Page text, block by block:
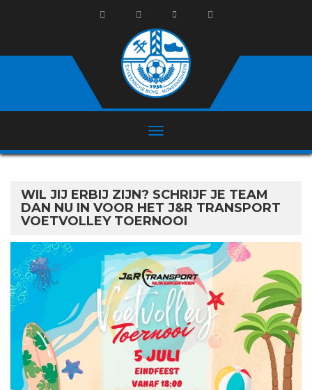
WIL JIJ ERBIJ ZIJN? SCHRIJF JE TEAM
DAN NU IN VOOR HET J&R TRANSPORT
VOETVOLLEY TOERNOOI